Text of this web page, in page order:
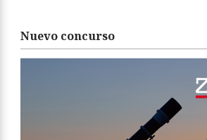
Nuevo concurso